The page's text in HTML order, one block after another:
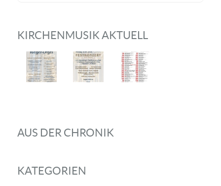
KIRCHENMUSIK AKTUELL
AUS DER CHRONIK
KATEGORIEN